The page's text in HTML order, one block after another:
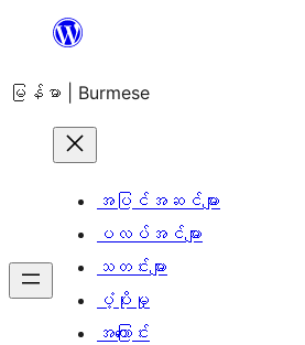
အကြောင်းအရာ
ကျော်သွား
မြန်မာ | Burmese
အပြင်အဆင်များ
ပလပ်အင်များ
သတင်းများ
ပံ့ပိုးမှု
အကြောင်း